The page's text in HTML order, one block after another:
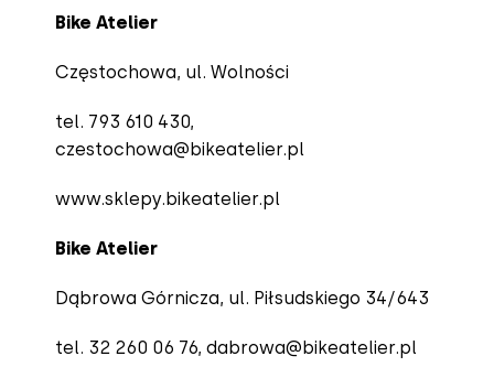
Bike Atelier
Częstochowa, ul. Wolności
tel. 793 610 430,
czestochowa@bikeatelier.pl
www.sklepy.bikeatelier.pl
Bike Atelier
Dąbrowa Górnicza, ul. Piłsudskiego 34/643
tel. 32 260 06 76, dabrowa@bikeatelier.pl